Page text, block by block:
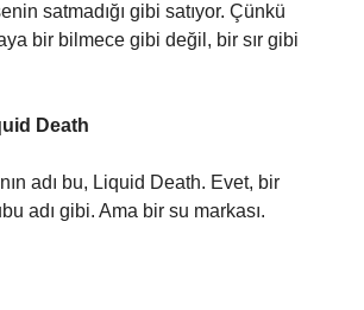
satmadığı gibi satıyor. Çünkü
bir bilmece gibi değil, bir sır gibi
Death
adı bu, Liquid Death. Evet, bir
adı gibi. Ama bir su markası.